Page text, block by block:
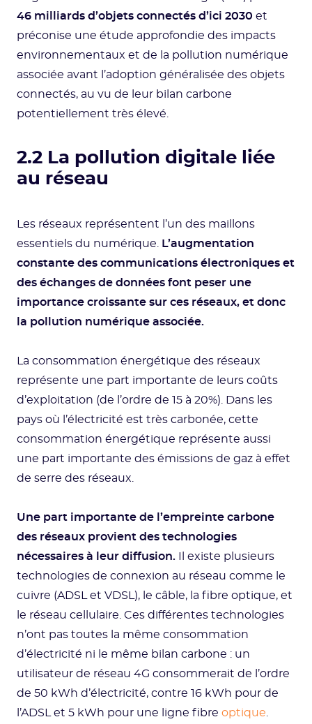
46 milliards d’objets connectés d’ici 2030 et
préconise une étude approfondie des impacts
environnementaux et de la pollution numérique
associée avant l’adoption généralisée des objets
connectés, au vu de leur bilan carbone
potentiellement très élevé.
2.2 La pollution digitale liée
au réseau
Les réseaux représentent l’un des maillons
essentiels du numérique.
L’augmentation
constante des communications électroniques et
des échanges de données font peser une
importance croissante sur ces réseaux, et donc
la pollution numérique associée.
La consommation énergétique des réseaux
représente une part importante de leurs coûts
d’exploitation (de l’ordre de 15 à 20%). Dans les
pays où l’électricité est très carbonée, cette
consommation énergétique représente aussi
une part importante des émissions de gaz à effet
de serre des réseaux.
Une part importante de l’empreinte carbone
des réseaux provient des technologies
nécessaires à leur diffusion. Il existe plusieurs
technologies de connexion au réseau comme le
cuivre (ADSL et VDSL), le câble, la fibre optique, et
le réseau cellulaire. Ces différentes technologies
n’ont pas toutes la même consommation
d’électricité ni le même bilan carbone : un
utilisateur de réseau 4G consommerait de l’ordre
de 50 kWh d’électricité, contre 16 kWh pour de
l’ADSL et 5 kWh pour une ligne fibre optique